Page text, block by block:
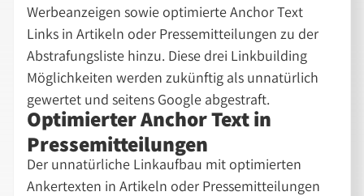
Werbeanzeigen sowie optimierte Anchor Text
Links in Artikeln oder Pressemitteilungen zu der
Abstrafungsliste hinzu. Diese drei Linkbuilding
Möglichkeiten werden zukünftig als unnatürlich
gewertet und seitens Google abgestraft.
Optimierter Anchor Text in
Pressemitteilungen
Der unnatürliche Linkaufbau mit optimierten
Ankertexten in Artikeln oder Pressemitteilungen